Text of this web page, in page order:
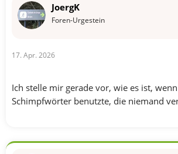
o
:
JoergK
Foren-Urgestein
17. Apr. 2026
Ich stelle mir gerade vor, wie es ist,
Schimpfwörter benutzte, die niemand